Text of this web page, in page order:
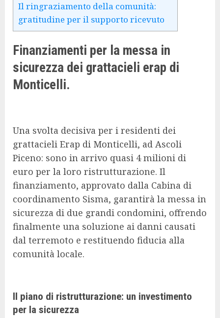
Il ringraziamento della comunità:
gratitudine per il supporto ricevuto
Finanziamenti per la messa in
sicurezza dei grattacieli erap di
Monticelli.
Una svolta decisiva per i residenti dei
grattacieli Erap di Monticelli, ad Ascoli
Piceno: sono in arrivo quasi 4 milioni di
euro per la loro ristrutturazione. Il
finanziamento, approvato dalla Cabina di
coordinamento Sisma, garantirà la messa in
sicurezza di due grandi condomini, offrendo
finalmente una soluzione ai danni causati
dal terremoto e restituendo fiducia alla
comunità locale.
Il piano di ristrutturazione: un investimento
per la sicurezza